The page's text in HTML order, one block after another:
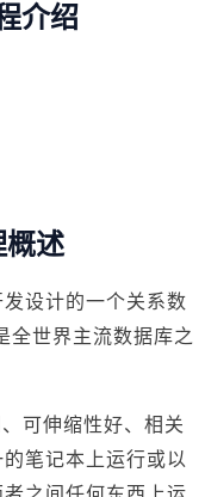
介绍
概述
设计的一个关系数
全世界主流数据库之
可伸缩性好、相关
笔记本上运行或以